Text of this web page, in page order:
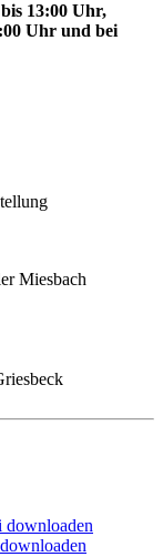
13:00 Uhr,
Uhr und bei
Miesbach
downloaden